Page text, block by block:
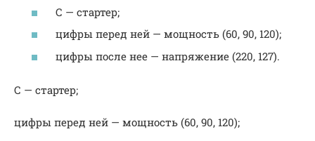
С — стартер;
цифры перед ней — мощность (60, 90, 120);
цифры после нее — напряжение (220, 127).
С — стартер;
цифры перед ней — мощность (60, 90, 120);